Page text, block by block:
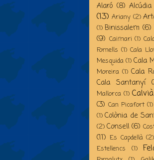
Alaró (8) Alcúdia
(13) Ariany (2)
(1) Binissalem (6)
(9) Caimari (1)
Fornells (1) Cala
Mesquida (1) Cala
Moreira (1) Cala
Cala Santanyí
Mallorca (1) Calvià
(3) Can Picafort (1)
(1) Colònia de
(2) Consell (6)
(11) Es Capdellà (2)
Estellencs (1)